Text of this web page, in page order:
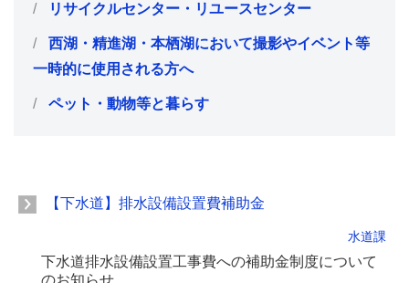
リサイクルセンター・リユースセンター
西湖・精進湖・本栖湖において撮影やイベント等
一時的に使用される方へ
ペット・動物等と暮らす
【下水道】排水設備設置費補助金
水道課
下水道排水設備設置工事費への補助金制度について
のお知らせ